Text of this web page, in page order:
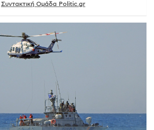
Συντακτική Ομάδα Politic.gr